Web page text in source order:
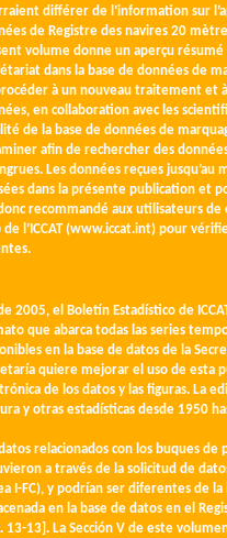
différer de l’information sur
de Registre des navires 20
volume donne un aperçu
dans la base de données de
à un nouveau traitement et
en collaboration avec les
de la base de données de
afin de rechercher des
Les données reçues
dans la présente publication et
recommandé aux utilisateurs
de l’ICCAT (www.iccat.int) pour
2005, el Boletín Estadístico de
que abarca todas las series
en la base de datos de la
quiere mejorar el uso de esta
de los datos y las figuras. La
y otras estadísticas desde 1950
relacionados con los buques de
a través de la solicitud de
I-FC), y podrían ser diferentes de
en la base de datos en el
13-13]. La Sección V de este